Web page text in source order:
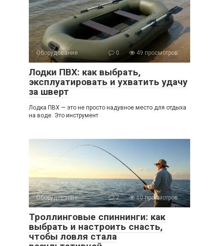
Оборудование 0 49 просмотров
Лодки ПВХ: как выбрать,
эксплуатировать и ухватить удачу
за шверт
Лодка ПВХ — это не просто надувное место для отдыха
на воде. Это инструмент
Оборудование 2 60 просмотров
Троллинговые спиннинги: как
выбрать и настроить снасть,
чтобы ловля стала